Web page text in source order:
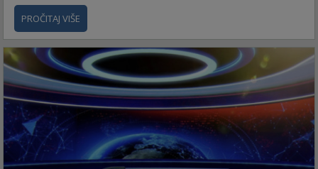
PROČITAJ VIŠE